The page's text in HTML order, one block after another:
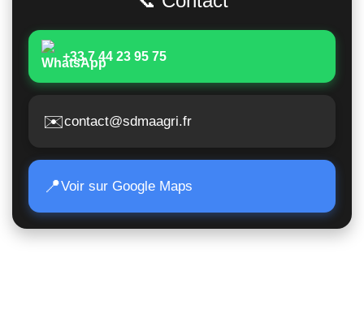
+33 7 44 23 95 75
✉️contact@sdmaagri.fr
📍Voir sur Google Maps